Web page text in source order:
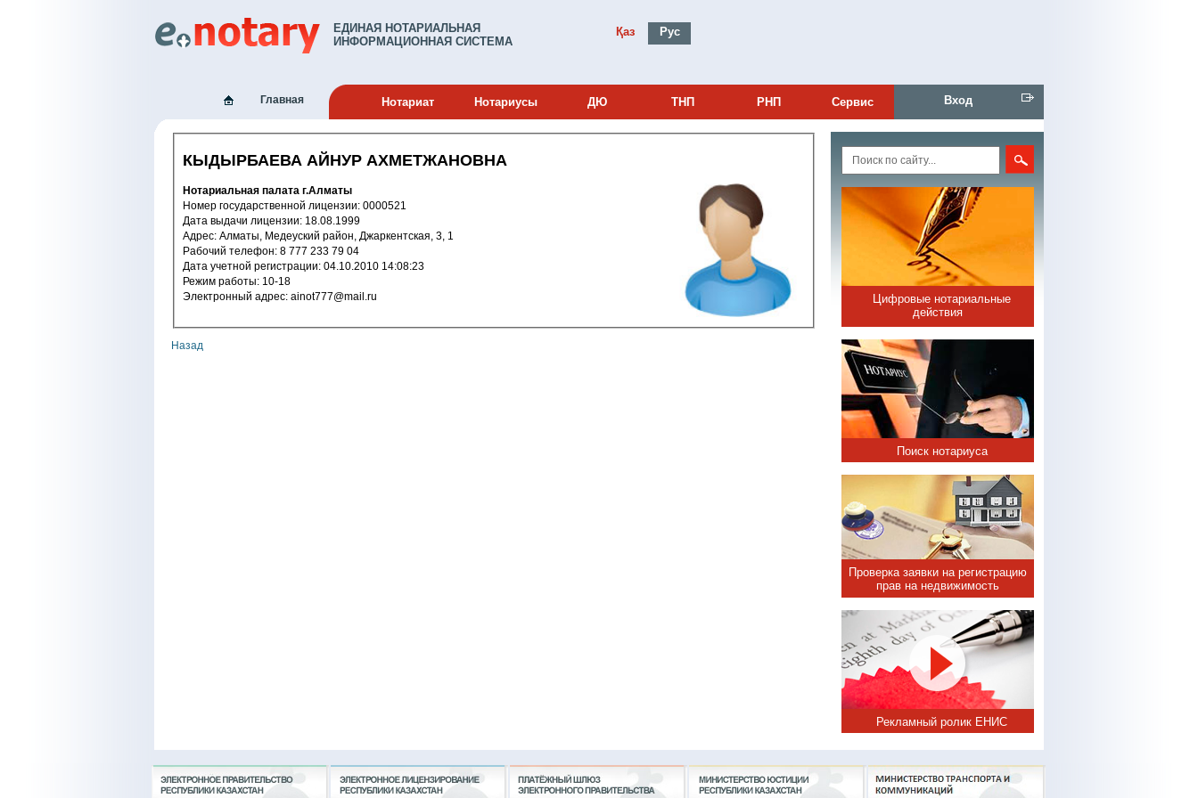
ЕДИНАЯ НОТАРИАЛЬНАЯ
ИНФОРМАЦИОННАЯ СИСТЕМА
Қаз Рус
Главная Нотариат Нотариусы ДЮ ТНП РНП Сервис Вход
КЫДЫРБАЕВА АЙНУР АХМЕТЖАНОВНА
Нотариальная палата г.Алматы
Номер государственной лицензии: 0000521
Дата выдачи лицензии: 18.08.1999
Адрес: Алматы, Медеуский район, Джаркентская, 3, 1
Рабочий телефон: 8 777 233 79 04
Дата учетной регистрации: 04.10.2010 14:08:23
Режим работы: 10-18
Электронный адрес: ainot777@mail.ru
Назад
Цифровые нотариальные
действия
Поиск нотариуса
Проверка заявки на регистрацию
прав на недвижимость
Рекламный ролик ЕНИС